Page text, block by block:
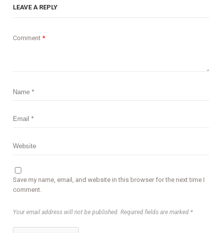
LEAVE A REPLY
Comment*
Save my name, email, and website in this browser for the next time I
comment.
Your email address will not be published. Required fields are marked *